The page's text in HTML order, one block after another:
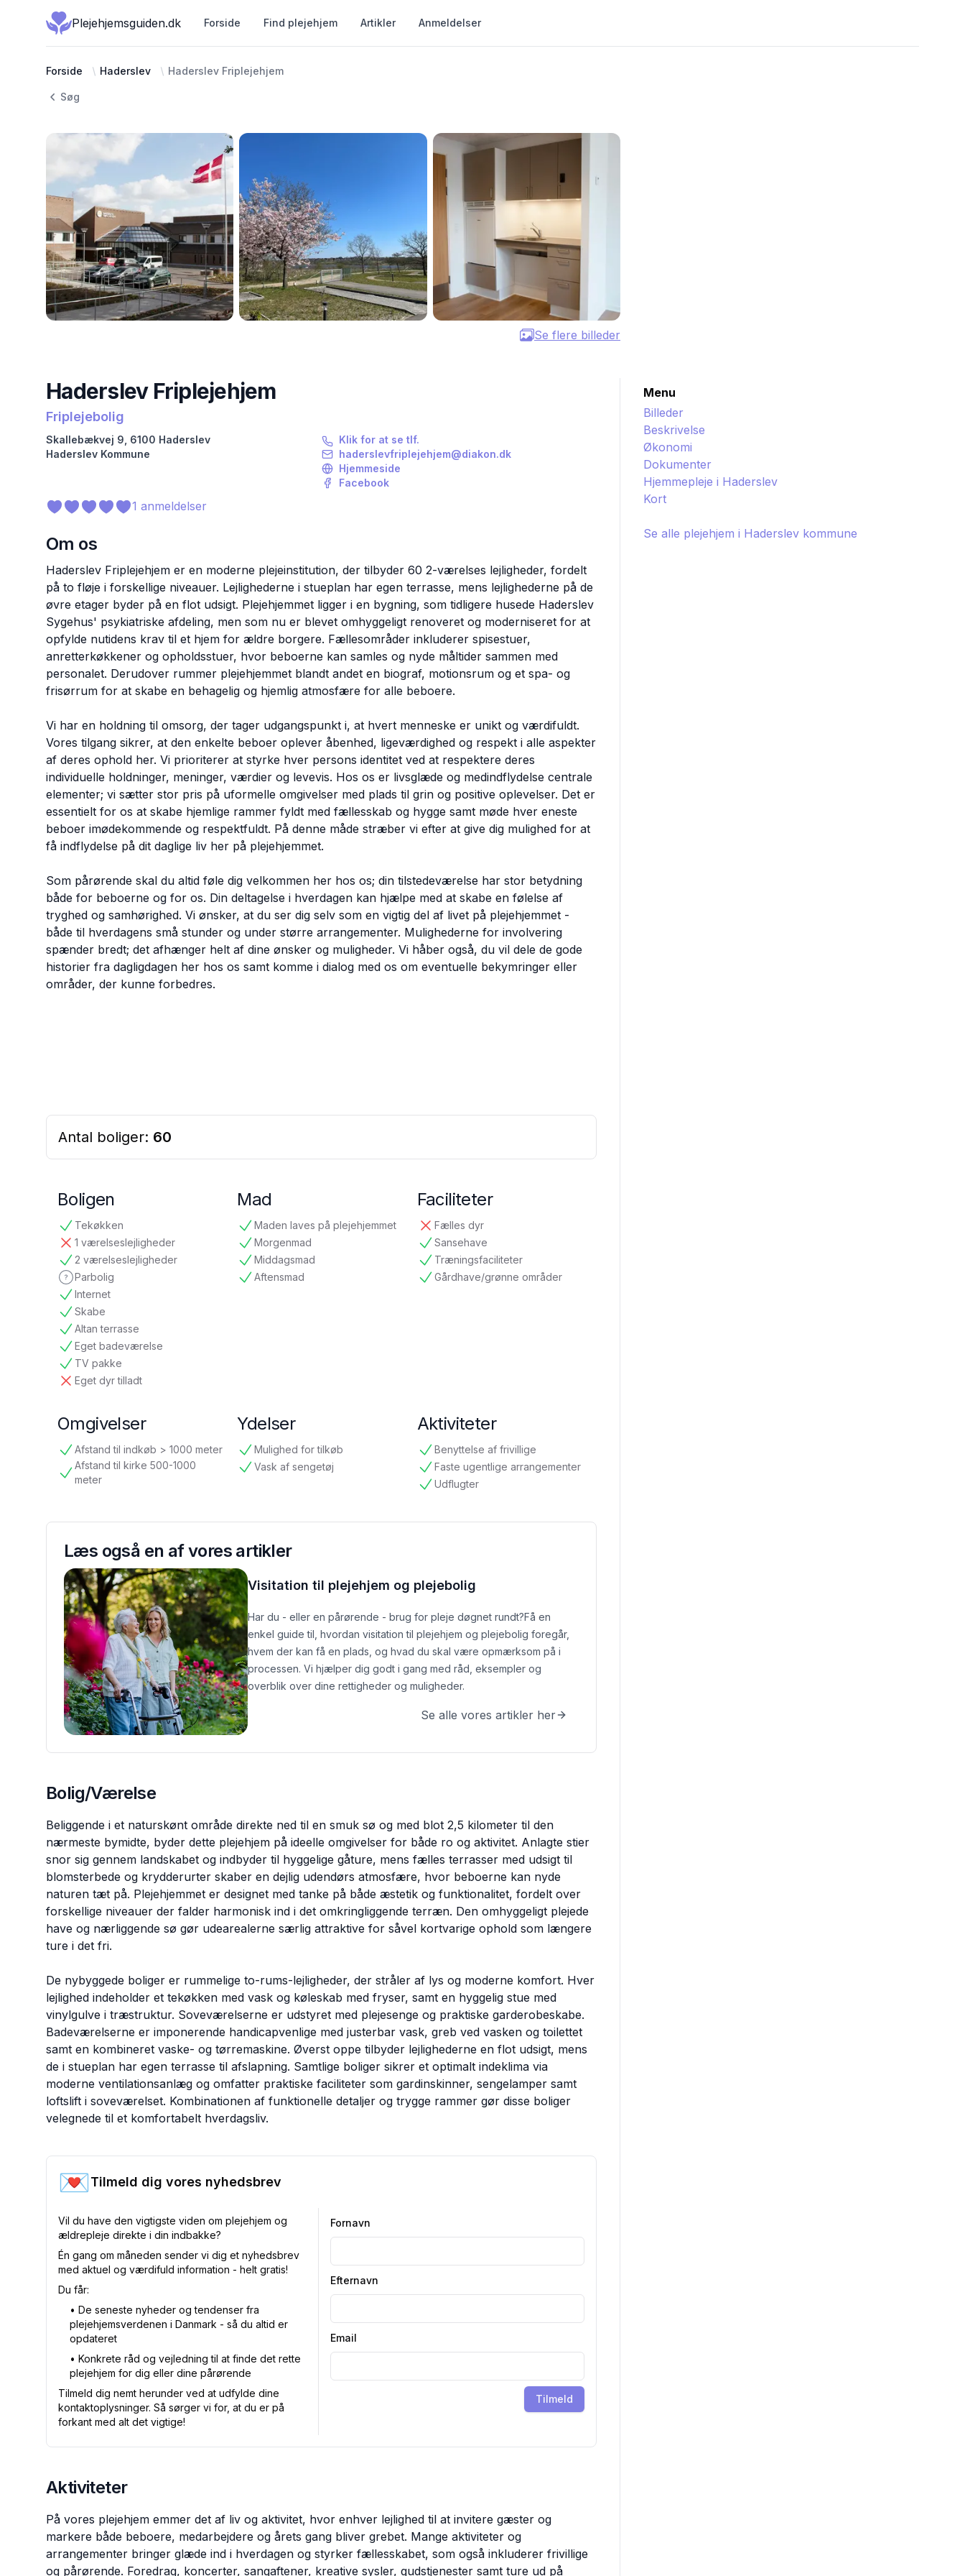
Plejehjemsguiden.dk Forside Find plejehjem Artikler Anmeldelser
Forside Haderslev Haderslev Friplejehjem
Søg
Se flere billeder
Haderslev Friplejehjem
Friplejebolig
Skallebækvej 9 6100 Haderslev
Haderslev Kommune
Klik for at se tlf.
haderslevfriplejehjem@diakon.dk
Hjemmeside
Facebook
1 anmeldelser
Menu
Billeder
Beskrivelse
Økonomi
Dokumenter
Hjemmepleje i Haderslev
Kort
Se alle plejehjem i Haderslev kommune
Om os
Haderslev Friplejehjem er en moderne plejeinstitution, der tilbyder 60 2-værelses lejligheder, fordelt
på to fløje i forskellige niveauer. Lejlighederne i stueplan har egen terrasse, mens lejlighederne på de
øvre etager byder på en flot udsigt. Plejehjemmet ligger i en bygning, som tidligere husede Haderslev
Sygehus' psykiatriske afdeling, men som nu er blevet omhyggeligt renoveret og moderniseret for at
opfylde nutidens krav til et hjem for ældre borgere. Fællesområder inkluderer spisestuer,
anretterkøkkener og opholdsstuer, hvor beboerne kan samles og nyde måltider sammen med
personalet. Derudover rummer plejehjemmet blandt andet en biograf, motionsrum og et spa- og
frisørrum for at skabe en behagelig og hjemlig atmosfære for alle beboere.
Vi har en holdning til omsorg, der tager udgangspunkt i, at hvert menneske er unikt og værdifuldt.
Vores tilgang sikrer, at den enkelte beboer oplever åbenhed, ligeværdighed og respekt i alle aspekter
af deres ophold her. Vi prioriterer at styrke hver persons identitet ved at respektere deres
individuelle holdninger, meninger, værdier og levevis. Hos os er livsglæde og medindflydelse centrale
elementer; vi sætter stor pris på uformelle omgivelser med plads til grin og positive oplevelser. Det er
essentielt for os at skabe hjemlige rammer fyldt med fællesskab og hygge samt møde hver eneste
beboer imødekommende og respektfuldt. På denne måde stræber vi efter at give dig mulighed for at
få indflydelse på dit daglige liv her på plejehjemmet.
Som pårørende skal du altid føle dig velkommen her hos os; din tilstedeværelse har stor betydning
både for beboerne og for os. Din deltagelse i hverdagen kan hjælpe med at skabe en følelse af
tryghed og samhørighed. Vi ønsker, at du ser dig selv som en vigtig del af livet på plejehjemmet -
både til hverdagens små stunder og under større arrangementer. Mulighederne for involvering
spænder bredt; det afhænger helt af dine ønsker og muligheder. Vi håber også, du vil dele de gode
historier fra dagligdagen her hos os samt komme i dialog med os om eventuelle bekymringer eller
områder, der kunne forbedres.
Antal boliger: 60
Boligen
Tekøkken
tilgængelig
1 værelseslejligheder
ikke tilgængelig
2 værelseslejligheder
tilgængelig
Parbolig
ikke oplyst
Internet
tilgængelig
Skabe
tilgængelig
Altan terrasse
tilgængelig
Eget badeværelse
tilgængelig
TV pakke
tilgængelig
Eget dyr tilladt
ikke tilgængelig
Mad
Maden laves på plejehjemmet
tilgængelig
Morgenmad
tilgængelig
Middagsmad
tilgængelig
Aftensmad
tilgængelig
Faciliteter
Fælles dyr
ikke tilgængelig
Sansehave
tilgængelig
Træningsfaciliteter
tilgængelig
Gårdhave/grønne områder
tilgængelig
Omgivelser
Afstand til indkøb > 1000 meter
tilgængelig
Afstand til kirke 500-1000
meter
tilgængelig
Ydelser
Mulighed for tilkøb
tilgængelig
Vask af sengetøj
tilgængelig
Aktiviteter
Benyttelse af frivillige
tilgængelig
Faste ugentlige arrangementer
tilgængelig
Udflugter
tilgængelig
Læs også en af vores artikler
Visitation til plejehjem og plejebolig
Har du - eller en pårørende - brug for pleje døgnet rundt?Få en
enkel guide til, hvordan visitation til plejehjem og plejebolig foregår,
hvem der kan få en plads, og hvad du skal være opmærksom på i
processen. Vi hjælper dig godt i gang med råd, eksempler og
overblik over dine rettigheder og muligheder.
Se alle vores artikler her
Bolig/Værelse
Beliggende i et naturskønt område direkte ned til en smuk sø og med blot 2,5 kilometer til den
nærmeste bymidte, byder dette plejehjem på ideelle omgivelser for både ro og aktivitet. Anlagte stier
snor sig gennem landskabet og indbyder til hyggelige gåture, mens fælles terrasser med udsigt til
blomsterbede og krydderurter skaber en dejlig udendørs atmosfære, hvor beboerne kan nyde
naturen tæt på. Plejehjemmet er designet med tanke på både æstetik og funktionalitet, fordelt over
forskellige niveauer der falder harmonisk ind i det omkringliggende terræn. Den omhyggeligt plejede
have og nærliggende sø gør udearealerne særlig attraktive for såvel kortvarige ophold som længere
ture i det fri.
De nybyggede boliger er rummelige to-rums-lejligheder, der stråler af lys og moderne komfort. Hver
lejlighed indeholder et tekøkken med vask og køleskab med fryser, samt en hyggelig stue med
vinylgulve i træstruktur. Soveværelserne er udstyret med plejesenge og praktiske garderobeskabe.
Badeværelserne er imponerende handicapvenlige med justerbar vask, greb ved vasken og toilettet
samt en kombineret vaske- og tørremaskine. Øverst oppe tilbyder lejlighederne en flot udsigt, mens
de i stueplan har egen terrasse til afslapning. Samtlige boliger sikrer et optimalt indeklima via
moderne ventilationsanlæg og omfatter praktiske faciliteter som gardinskinner, sengelamper samt
loftslift i soveværelset. Kombinationen af funktionelle detaljer og trygge rammer gør disse boliger
velegnede til et komfortabelt hverdagsliv.
💌Tilmeld dig vores nyhedsbrev
Vil du have den vigtigste viden om plejehjem og
ældrepleje direkte i din indbakke?
Én gang om måneden sender vi dig et nyhedsbrev
med aktuel og værdifuld information - helt gratis!
Du får:
•⁠ De seneste nyheder og tendenser fra
plejehjemsverdenen i Danmark - så du altid er
opdateret
•⁠ Konkrete råd og vejledning til at finde det rette
plejehjem for dig eller dine pårørende
Tilmeld dig nemt herunder ved at udfylde dine
kontaktoplysninger. Så sørger vi for, at du er på
forkant med alt det vigtige!
Fornavn
Efternavn
Email
Tilmeld
Aktiviteter
På vores plejehjem emmer det af liv og aktivitet, hvor enhver lejlighed til at invitere gæster og
markere både beboere, medarbejdere og årets gang bliver grebet. Mange aktiviteter og
arrangementer bringer glæde ind i hverdagen og styrker fællesskabet, som også inkluderer frivillige
og pårørende. Foredrag, koncerter, sangaftener, kreative sysler, gudstjenester samt ture ud på